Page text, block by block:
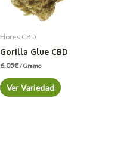
Flores CBD
Gorilla Glue CBD
6.05€/ Gramo
Ver Variedad